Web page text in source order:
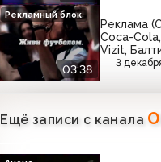
03:38
Реклама
Coca-
Vizit,
3
Рекламный блок
Ещё записи с канала